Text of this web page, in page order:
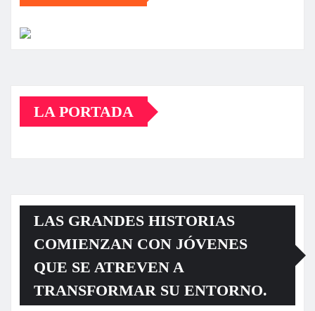
LA PORTADA
LAS GRANDES HISTORIAS
COMIENZAN CON JÓVENES
QUE SE ATREVEN A
TRANSFORMAR SU ENTORNO.